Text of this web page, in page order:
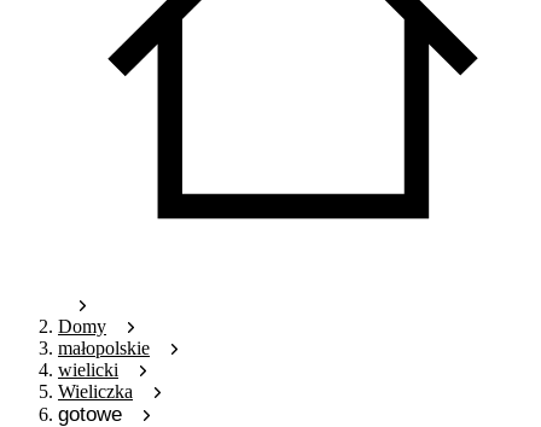
Domy
małopolskie
wielicki
Wieliczka
gotowe